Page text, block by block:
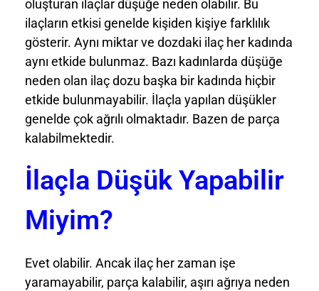
oluşturan ilaçlar düşüğe neden olabilir. Bu
ilaçların etkisi genelde kişiden kişiye farklılık
gösterir. Aynı miktar ve dozdaki ilaç her kadında
aynı etkide bulunmaz. Bazı kadınlarda düşüğe
neden olan ilaç dozu başka bir kadında hiçbir
etkide bulunmayabilir. İlaçla yapılan düşükler
genelde çok ağrılı olmaktadır. Bazen de parça
kalabilmektedir.
İlaçla Düşük Yapabilir
Miyim?
Evet olabilir. Ancak ilaç her zaman işe
yaramayabilir, parça kalabilir, aşırı ağrıya neden